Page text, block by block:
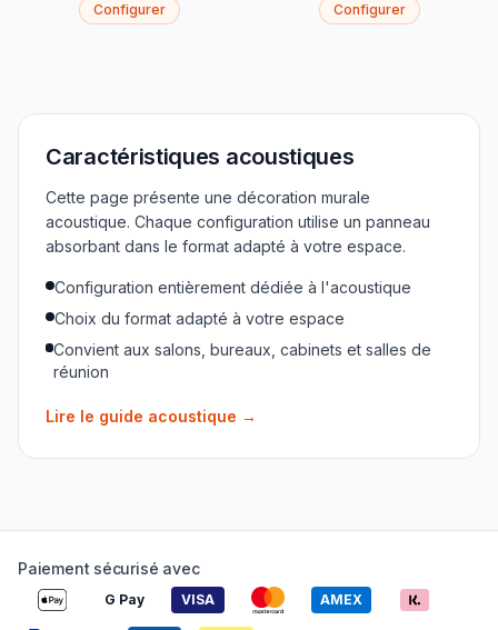
Configurer Configurer
Caractéristiques acoustiques
Cette page présente une décoration murale
acoustique. Chaque configuration utilise un panneau
absorbant dans le format adapté à votre espace.
Configuration entièrement dédiée à l'acoustique
Choix du format adapté à votre espace
Convient aux salons, bureaux, cabinets et salles de
réunion
Lire le guide acoustique →
Paiement sécurisé avec
G Pay VISA AMEX